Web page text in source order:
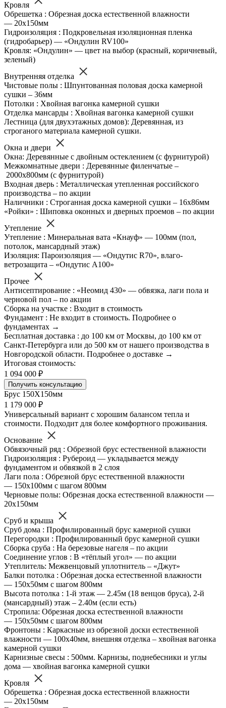
Кровля
Обрешетка : Обрезная доска естественной влажности
— 20х150мм
Гидроизоляция : Подкровельная изоляционная пленка
(гидробарьер) — «Ондулин RV100»
Кровля: «Ондулин» — цвет на выбор (красный, коричневый,
зеленый)
Внутренняя отделка
Чистовые полы : Шпунтованная половая доска камерной
сушки – 36мм
Потолки : Хвойная вагонка камерной сушки
Отделка мансарды : Хвойная вагонка камерной сушки
Лестница (для двухэтажных домов): Деревянная, из
строганого материала камерной сушки.
Окна и двери
Окна: Деревянные с двойным остеклением (с фурнитурой)
Межкомнатные двери : Деревянные филенчатые –
2000х800мм (с фурнитурой)
Входная дверь : Металлическая утепленная российского
производства – по акции
Наличники : Строганная доска камерной сушки – 16х86мм
«Ройки» : Шиповка оконных и дверных проемов – по акции
Утепление
Утепление : Минеральная вата «Кнауф» — 100мм (пол,
потолок, мансардный этаж)
Изоляция: Пароизоляция — «Ондутис R70», влаго-
ветрозащита – «Ондутис А100»
Прочее
Антисептирование : «Неомид 430» — обвязка, лаги пола и
черновой пол – по акции
Сборка на участке : Входит в стоимость
Фундамент : Не входит в стоимость. Подробнее о
фундаментах →
Бесплатная доставка : до 100 км от Москвы, до 100 км от
Санкт-Петербурга или до 500 км от нашего производства в
Новгородской области. Подробнее о доставке →
Итоговая стоимость:
1 094 000 ₽
Получить консультацию
Брус 150Х150мм
1 179 000 ₽
Универсальный вариант с хорошим балансом тепла и
стоимости. Подходит для более комфортного проживания.
Основание
Обвязочный ряд : Обрезной брус естественной влажности
Гидроизоляция : Рубероид — укладывается между
фундаментом и обвязкой в 2 слоя
Лаги пола : Обрезной брус естественной влажности
— 150х100мм с шагом 800мм
Черновые полы: Обрезная доска естественной влажности —
20х150мм
Сруб и крыша
Сруб дома : Профилированный брус камерной сушки
Перегородки : Профилированный брус камерной сушки
Сборка сруба : На березовые нагеля – по акции
Соединение углов : В «тёплый угол» — по акции
Утеплитель: Межвенцовый уплотнитель – «Джут»
Балки потолка : Обрезная доска естественной влажности
— 150х50мм с шагом 800мм
Высота потолка : 1-й этаж — 2.45м (18 венцов бруса), 2-й
(мансардный) этаж – 2.40м (если есть)
Стропила: Обрезная доска естественной влажности
— 150х50мм с шагом 800мм
Фронтоны : Каркасные из обрезной доски естественной
влажности — 100х40мм, внешняя отделка – хвойная вагонка
камерной сушки
Карнизные свесы : 500мм. Карнизы, поднебесники и углы
дома — хвойная вагонка камерной сушки
Кровля
Обрешетка : Обрезная доска естественной влажности
— 20х150мм